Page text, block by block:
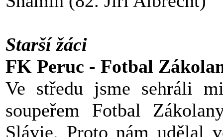
Starší žáci
FK Peruc - Fotbal
Ve středu jsme sehráli
soupeřem Fotbal
Slávie. Proto nám udělal